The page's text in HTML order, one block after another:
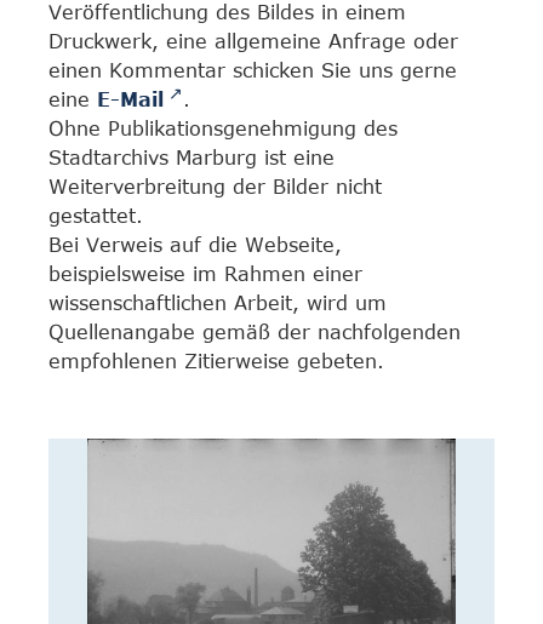
Veröffentlichung des Bildes in einem
Druckwerk, eine allgemeine Anfrage oder
einen Kommentar schicken Sie uns gerne
eine E-Mail
.
Ohne Publikationsgenehmigung des
Stadtarchivs Marburg ist eine
Weiterverbreitung der Bilder nicht
gestattet.
Bei Verweis auf die Webseite,
beispielsweise im Rahmen einer
wissenschaftlichen Arbeit, wird um
Quellenangabe gemäß der nachfolgenden
empfohlenen Zitierweise gebeten.